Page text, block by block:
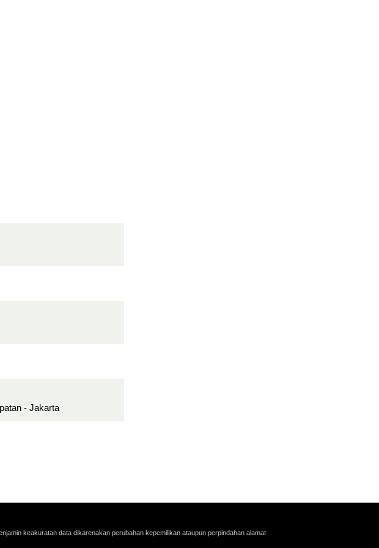
- Jakarta
keakuratan data dikarenakan perubahan kepemilikan ataupun perpindahan alamat